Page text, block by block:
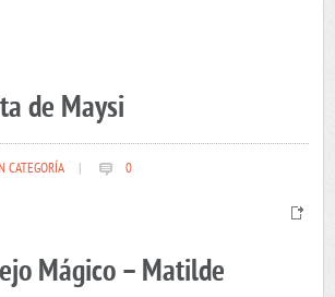
de Maysi
CATEGORÍA 0
Mágico – Matilde